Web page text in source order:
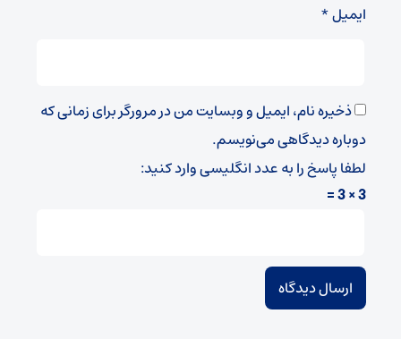
ایمیل*
ذخیره نام، ایمیل و وبسایت من در مرورگر برای زمانی که
دوباره دیدگاهی می‌نویسم.
لطفا پاسخ را به عدد انگلیسی وارد کنید:
3 × 3 =